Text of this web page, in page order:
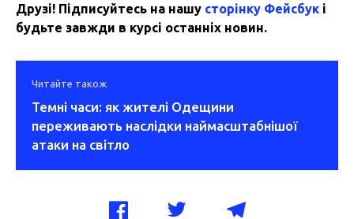
Друзі! Підписуйтесь на нашу сторінку Фейсбук і
будьте завжди в курсі останніх новин.
Читайте також
Темні часи: як жителі Одещини
переживають наслідки наймасштабнішої
атаки на світло